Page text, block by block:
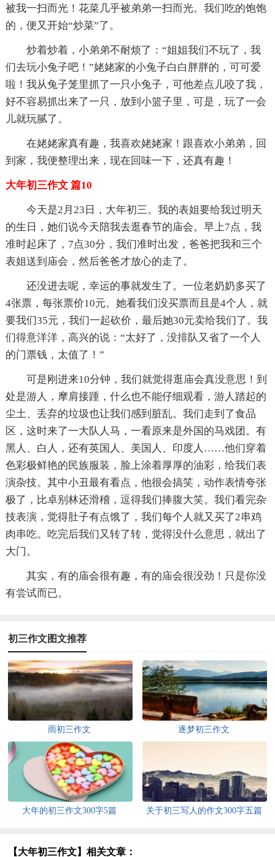
被我一扫而光！花菜几乎被弟弟一扫而光。我们吃的饱饱
的，便又开始“炒菜”了。
炒着炒着，小弟弟不耐烦了：“姐姐我们不玩了，我
们去玩小兔子吧！”姥姥家的小兔子白白胖胖的，可可爱
啦！我从兔子笼里抓了一只小兔子，可他差点儿咬了我，
好不容易抓出来了一只，放到小篮子里，可是，玩了一会
儿就玩腻了。
在姥姥家真有趣，我喜欢姥姥家！跟喜欢小弟弟，回
到家，我便整理出来，现在回味一下，还真有趣！
大年初三作文 篇10
今天是2月23日，大年初三。我的表姐要给我过明天
的生日，她们说今天陪我去逛春节的庙会。早上7点，我
准时起床了，7点30分，我们准时出发，爸爸把我和三个
表姐送到庙会，然后爸爸才放心的走了。
还没进去呢，幸运的事就发生了。一位老奶奶多买了
4张票，每张票价10元。她看我们没买票而且是4个人，就
要我们35元，我们一起砍价，最后她30元卖给我们了。我
们得意洋洋，高兴的说：“太好了，没排队又省了一个人
的门票钱，太值了！”
可是刚进来10分钟，我们就觉得逛庙会真没意思！到
处是游人，摩肩接踵，什么也不能仔细观看，游人踏起的
尘土、丢弃的垃圾也让我们感到脏乱。我们走到了食品
区，这时来了一大队人马，一看原来是外国的马戏团。有
黑人、白人，还有英国人、美国人、印度人……他们穿着
色彩极鲜艳的民族服装，脸上涂着厚厚的油彩，给我们表
演杂技。其中小丑最有看点，他很会搞笑，动作表情夸张
极了，比卓别林还滑稽，逗得我们捧腹大笑。我们看完杂
技表演，觉得肚子有点饿了，我们每个人就又买了2串鸡
肉串吃。吃完后我们又转了转，觉得没什么意思，就出了
大门。
其实，有的庙会很有趣，有的庙会很没劲！只是你没
有尝试而已。
初三作文图文推荐
雨初三作文 逐梦初三作文
大年的初三作文300字5篇 关于初三写人的作文300字五篇
【大年初三作文】相关文章：